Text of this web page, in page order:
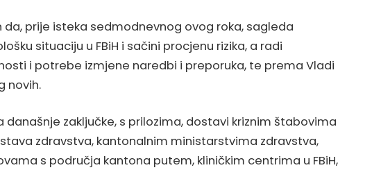
da, prije isteka sedmodnevnog ovog roka, sagleda
situaciju u FBiH i sačini procjenu rizika, a radi
i potrebe izmjene naredbi i preporuka, te prema Vladi
novih.
današnje zaključke, s prilozima, dostavi kriznim štabovima
zdravstva, kantonalnim ministarstvima zdravstva,
s područja kantona putem, kliničkim centrima u FBiH,